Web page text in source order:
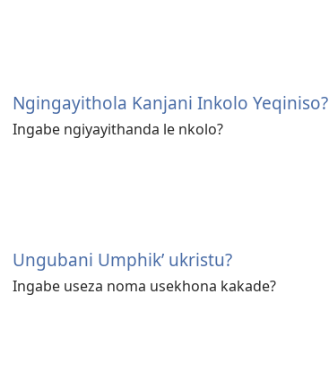
Ngingayithola Kanjani Inkolo Yeqiniso?
Ingabe ngiyayithanda le nkolo?
Ungubani Umphik’ ukristu?
Ingabe useza noma usekhona kakade?